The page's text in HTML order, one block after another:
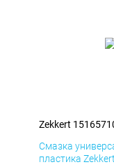
Zekkert
Смазка
пластика